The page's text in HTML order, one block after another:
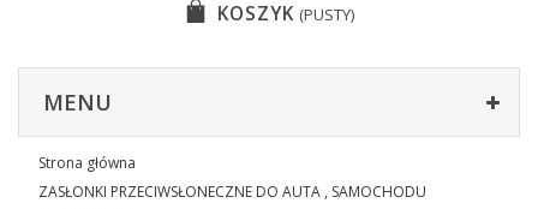
KOSZYK (PUSTY)
MENU
Strona główna
ZASŁONKI PRZECIWSŁONECZNE DO AUTA , SAMOCHODU